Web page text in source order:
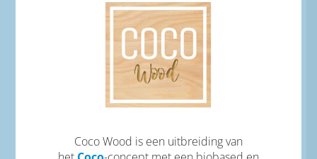
Recente berichten
Coco Wood is een uitbreiding van